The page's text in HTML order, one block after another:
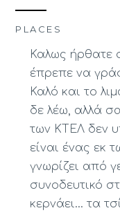
PLACES
Καλως ήρθατε
έπρεπε να
Καλό και το
δε λέω, αλλά
των ΚΤΕΛ δεν
είναι ένας εκ
γνωρίζει από
συνοδευτικό
κερνάει… τα